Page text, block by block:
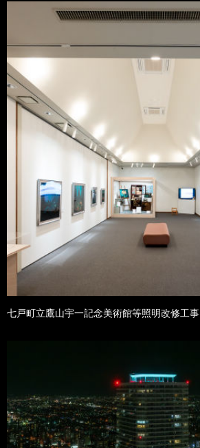
七戸町立鷹山宇一記念美術館等照明改修工事